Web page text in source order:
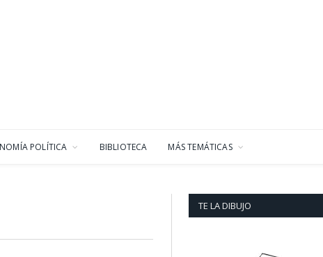
POLÍTICA BIBLIOTECA MÁS TEMÁTICAS
TE LA DIBUJO